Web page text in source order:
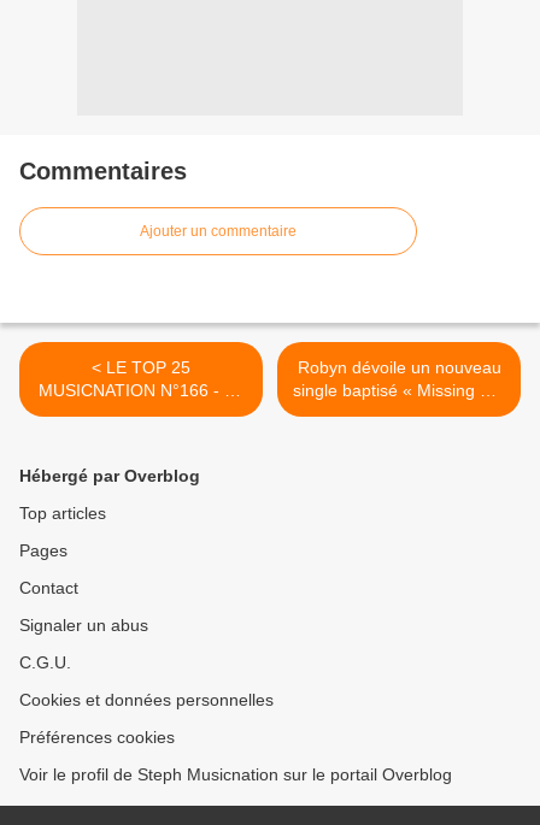
Commentaires
Ajouter un commentaire
< LE TOP 25
MUSICNATION N°166 - 12
Août 2018
Robyn dévoile un nouveau
single baptisé « Missing U »
! >
Hébergé par Overblog
Top articles
Pages
Contact
Signaler un abus
C.G.U.
Cookies et données personnelles
Préférences cookies
Voir le profil de Steph Musicnation sur le portail Overblog